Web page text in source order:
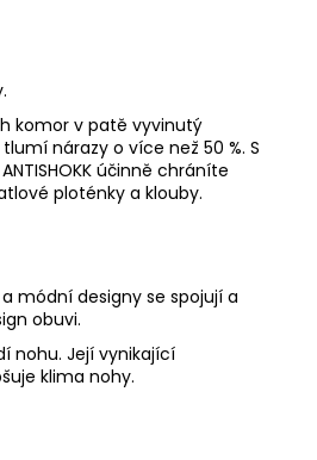
komor v patě vyvinutý
tlumí nárazy o více než 50 %. S
účinně chráníte
ploténky a klouby.
módní designy se spojují a
obuvi.
nohu. Její vynikající
klima nohy.